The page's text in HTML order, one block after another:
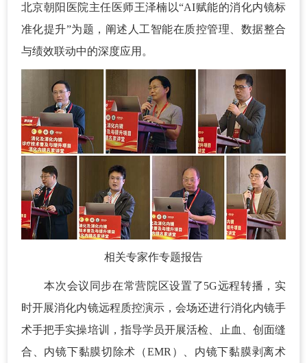
北京朝阳医院主任医师王泽楠以“AI赋能的消化内镜标
准化提升”为题，阐述人工智能在质控管理、数据整合
与绩效联动中的深度应用。
相关专家作专题报告
本次会议同步在常营院区设置了5G远程转播，实
时开展消化内镜远程质控演示，会场还进行消化内镜手
术手把手实操培训，指导学员开展活检、止血、创面缝
合、内镜下黏膜切除术（EMR）、内镜下黏膜剥离术